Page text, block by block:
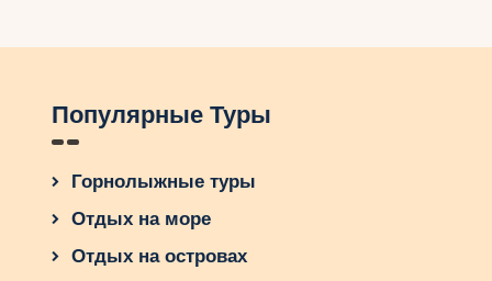
Популярные Туры
Горнолыжные туры
Отдых на море
Отдых на островах